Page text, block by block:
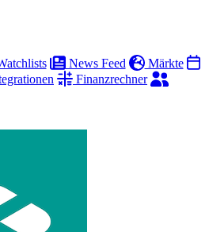
News Feed
Märkte
Finanzrechner